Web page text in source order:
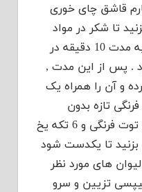
قاشق چای خوری
تا شکر در مواد
کاملا حل شود , سپس آن را به مدت 10 دقیقه در
. پس از این مدت ,
و آن را همراه یک
تازه بدون
کاسبرگ , یک اسکوپ بستنی توت فرنگی و 6 تکه یخ
تا یکدست شود
های مورد نظر
تزیین و سرو